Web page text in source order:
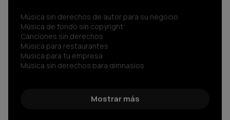
Música sin derechos de autor para su negocio
Música de fondo sin copyright
Canciones sin derechos
Música para restaurantes
Música para tu empresa
Música sin derechos para gimnasios
Sonidos sin copyrightMostrar más